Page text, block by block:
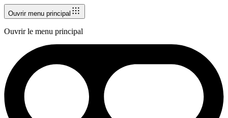
Ouvrir menu principal
Ouvrir le menu principal